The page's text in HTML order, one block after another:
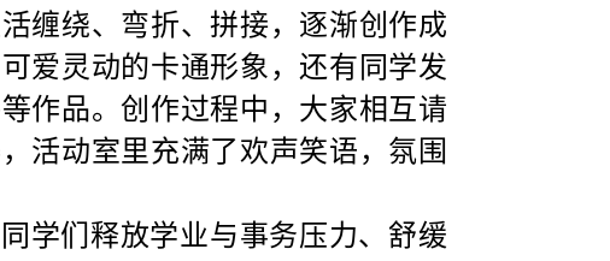
缠绕、弯折、拼接，逐渐创作成
爱灵动的卡通形象，还有同学发
作品。创作过程中，大家相互请
活动室里充满了欢声笑语，氛围
学们释放学业与事务压力、舒缓